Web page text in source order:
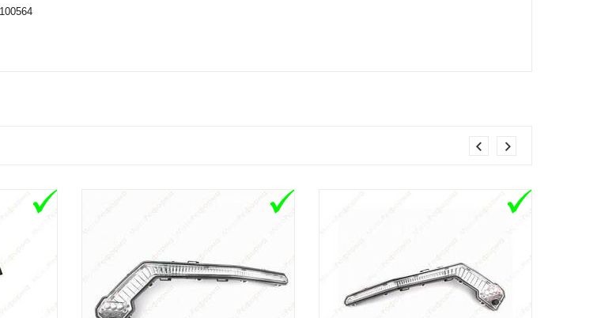
ADD TO CART